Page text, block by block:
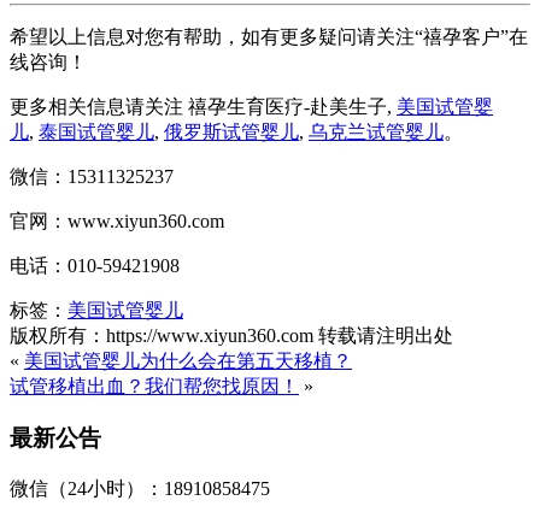
希望以上信息对您有帮助，如有更多疑问请关注“禧孕客户”在
线咨询！
更多相关信息请关注 禧孕生育医疗-赴美生子, 美国试管婴
儿, 泰国试管婴儿, 俄罗斯试管婴儿, 乌克兰试管婴儿。
微信：15311325237
官网：www.xiyun360.com
电话：010-59421908
标签： 美国试管婴儿
版权所有：https://www.xiyun360.com 转载请注明出处
« 美国试管婴儿为什么会在第五天移植？
试管移植出血？我们帮您找原因！
»
最新公告
微信（24小时）：18910858475